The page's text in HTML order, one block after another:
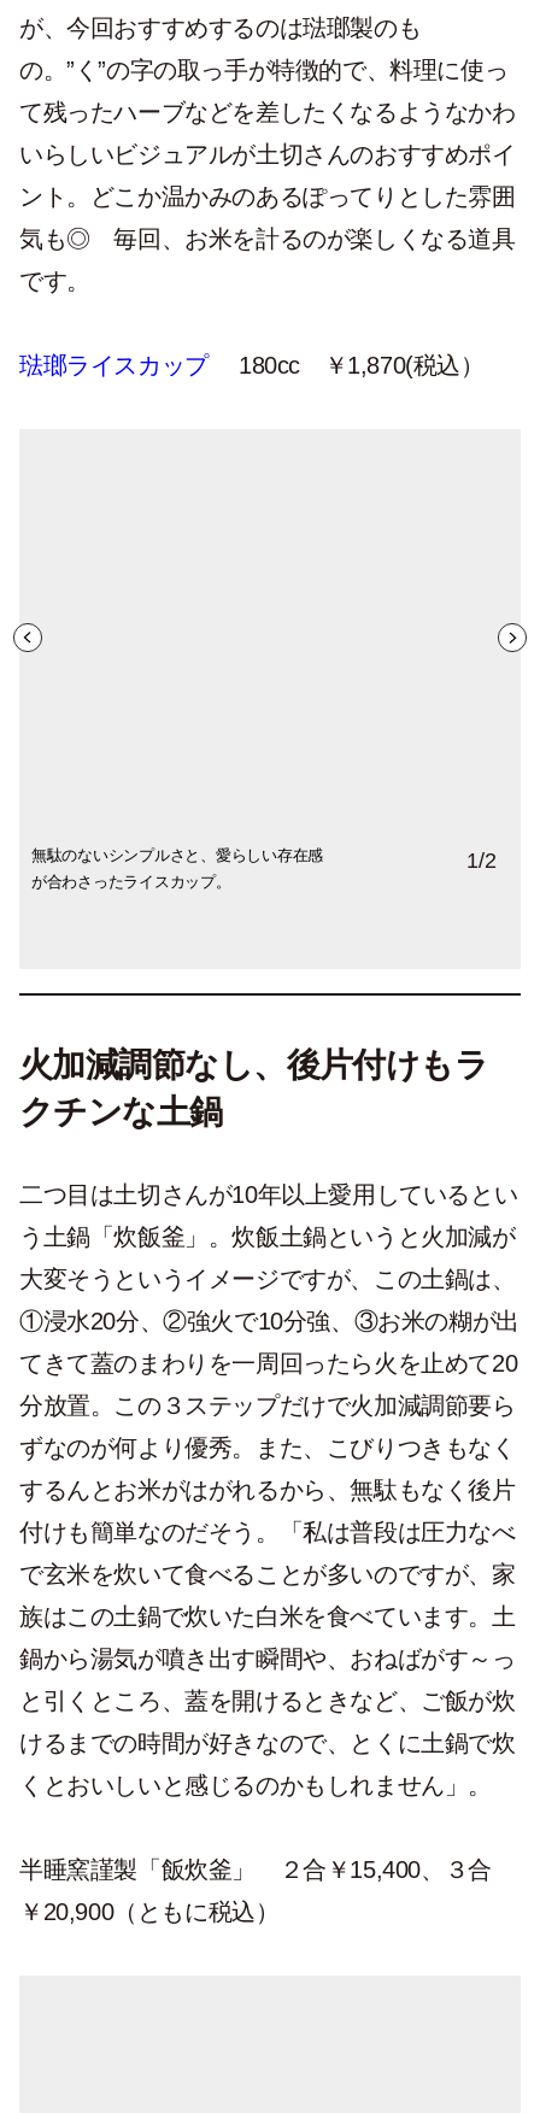
が、今回おすすめするのは琺瑯製のも
の。”く”の字の取っ手が特徴的で、料理に使っ
て残ったハーブなどを差したくなるようなかわ
いらしいビジュアルが土切さんのおすすめポイ
ント。どこか温かみのあるぽってりとした雰囲
気も◎ 毎回、お米を計るのが楽しくなる道具
です。
琺瑯ライスカップ180cc ￥1,870(税込）
無駄のないシンプルさと、愛らしい存在感
が合わさったライスカップ。
グリーンは残念ながら在庫10個ほどで、そ
のあとは廃盤となるそう。気になる方はお
1/2
火加減調節なし、後片付けもラ
クチンな土鍋
二つ目は土切さんが10年以上愛用しているとい
う土鍋「炊飯釜」。炊飯土鍋というと火加減が
大変そうというイメージですが、この土鍋は、
①浸水20分、②強火で10分強、③お米の糊が出
てきて蓋のまわりを一周回ったら火を止めて20
分放置。この３ステップだけで火加減調節要ら
ずなのが何より優秀。また、こびりつきもなく
するんとお米がはがれるから、無駄もなく後片
付けも簡単なのだそう。「私は普段は圧力なべ
で玄米を炊いて食べることが多いのですが、家
族はこの土鍋で炊いた白米を食べています。土
鍋から湯気が噴き出す瞬間や、おねばがす～っ
と引くところ、蓋を開けるときなど、ご飯が炊
けるまでの時間が好きなので、とくに土鍋で炊
くとおいしいと感じるのかもしれません」。
半睡窯謹製「飯炊釜」 ２合￥15,400、３合
￥20,900（ともに税込）